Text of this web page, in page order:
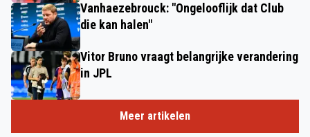
Vanhaezebrouck: "Ongelooflijk dat Club
die kan halen"
Vitor Bruno vraagt belangrijke verandering
in JPL
Meer artikelen